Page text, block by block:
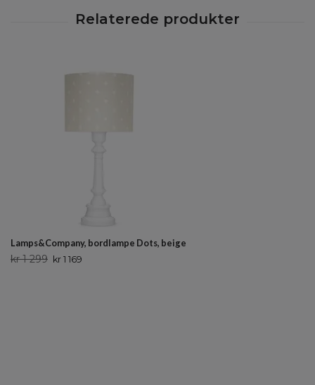
Lamps&Company, bordlampe Dots, beige
kr 1 299 kr 1 169